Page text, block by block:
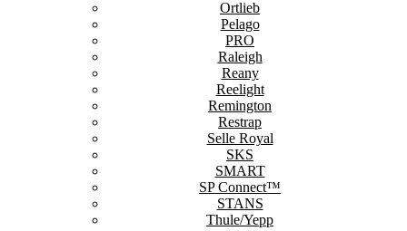
Ortlieb
Pelago
PRO
Raleigh
Reany
Reelight
Remington
Restrap
Selle Royal
SKS
SMART
SP Connect™
STANS
Thule/Yepp